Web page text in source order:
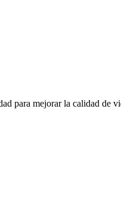
para mejorar la calidad de